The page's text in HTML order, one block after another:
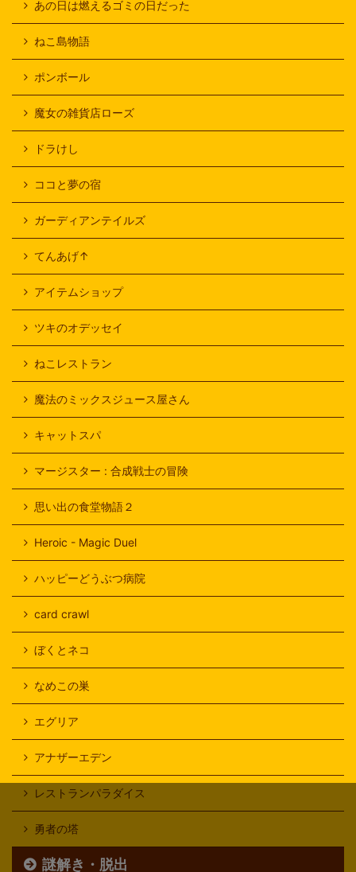
あの日は燃えるゴミの日だった
ねこ島物語
ポンボール
魔女の雑貨店ローズ
ドラけし
ココと夢の宿
ガーディアンテイルズ
てんあげ↑
アイテムショップ
ツキのオデッセイ
ねこレストラン
魔法のミックスジュース屋さん
キャットスパ
マージスター : 合成戦士の冒険
思い出の食堂物語２
Heroic - Magic Duel
ハッピーどうぶつ病院
card crawl
ぼくとネコ
なめこの巣
エグリア
アナザーエデン
レストランパラダイス
勇者の塔
謎解き・脱出